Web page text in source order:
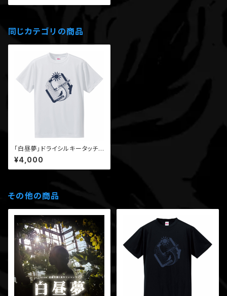
同じカテゴリの商品
「白昼夢」ドライシルキータッチT
シャツ（白）/受注生産分
¥4,000
その他の商品